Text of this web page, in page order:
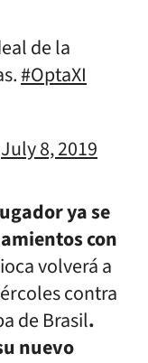
de la
#OptaXI
July 8, 2019
ya se
con
volverá a
contra
de Brasil.
nuevo